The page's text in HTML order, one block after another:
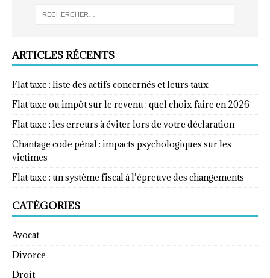
ARTICLES RÉCENTS
Flat taxe : liste des actifs concernés et leurs taux
Flat taxe ou impôt sur le revenu : quel choix faire en 2026
Flat taxe : les erreurs à éviter lors de votre déclaration
Chantage code pénal : impacts psychologiques sur les
victimes
Flat taxe : un système fiscal à l’épreuve des changements
CATÉGORIES
Avocat
Divorce
Droit